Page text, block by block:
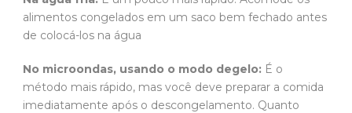
alimentos congelados em um saco bem fechado antes
de colocá-los na água
No microondas, usando o modo degelo: É o
método mais rápido, mas você deve preparar a comida
imediatamente após o descongelamento. Quanto